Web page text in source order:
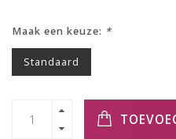
Maak een keuze: *
Standaard